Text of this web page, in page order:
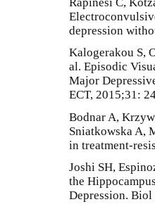
depression
Kalogerakou S,
al. Episodic
Major
ECT, 2015;31:
Bodnar A,
Sniatkowska A,
in treatment-
Joshi SH,
the
Depression.